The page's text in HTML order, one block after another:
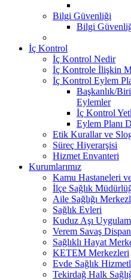
Bilgi Güvenliği
Bilgi
İç Kontrol
İç Kontrol Nedir
İç Kontrole İlişkin
İç Kontrol Eylem
Başkanlık/
Eylemler
İç Kontrol
Eylem Planı
Etik Kurallar ve
Süreç Hiyerarşisi
Hizmet Envanteri
Kurumlarımız
Kamu Hastaneleri
İlçe Sağlık
Aile Sağlığı
Sağlık Evleri
Kuduz Aşı
Verem Savaş
Sağlıklı Hayat
KETEM Merkezleri
Evde Sağlık
Tekirdağ Halk